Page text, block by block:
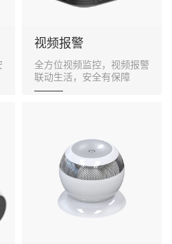
视频报警
全方位视频监控，视频报警
联动生活，安全有保障
———